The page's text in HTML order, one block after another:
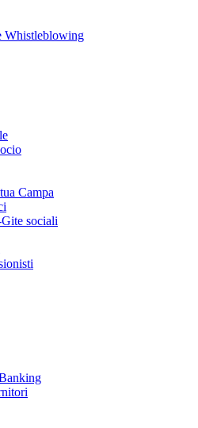
Whistleblowing
Campa
sociali